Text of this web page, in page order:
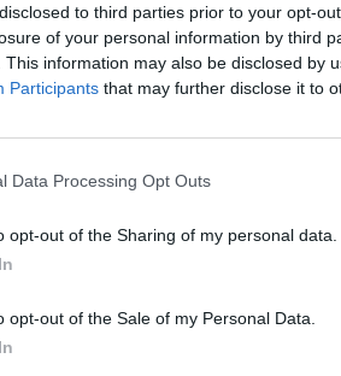
to third parties prior to your opt-
of your personal information by third
This information may also be disclosed by
Participants that may further disclose it to
Data Processing Opt Outs
opt-out of the Sharing of my personal data.
opt-out of the Sale of my Personal Data.
οι καλύτερες τρεις.Η σύγκριση
κόμπων: Μετρήσεις και
από τον Crazy Alberto, ο οποίος
αναφέρεται στις συγκεκριµένες
(πίνακες).